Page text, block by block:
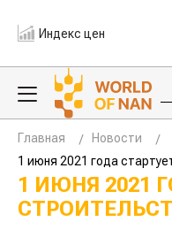
Индекс цен
Главная
Новости
1 июня 2021 года
1 ИЮНЯ 2021